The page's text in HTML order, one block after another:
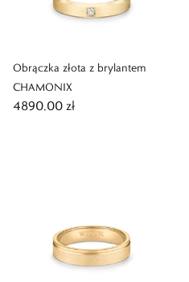
Obrączka złota z brylantem
CHAMONIX
4890,00 zł